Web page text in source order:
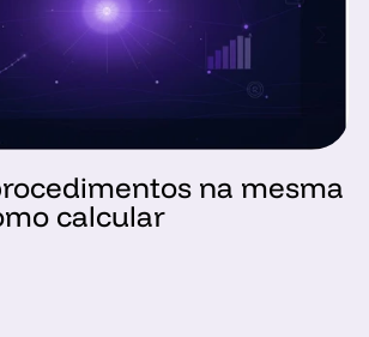
na mesma
calcular